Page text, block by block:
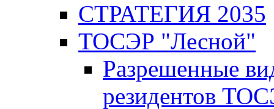
СТРАТЕГИЯ 2035
ТОСЭР "Лесной"
Разрешенные
резидентов